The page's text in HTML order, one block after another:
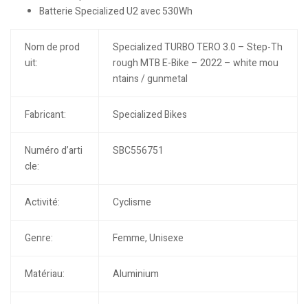
Batterie Specialized U2 avec 530Wh
Nom de prod
uit:
Specialized TURBO TERO 3.0 – Step-Th
rough MTB E-Bike – 2022 – white mou
ntains / gunmetal
Fabricant: Specialized Bikes
Numéro d’arti
cle:
SBC556751
Activité: Cyclisme
Genre: Femme, Unisexe
Matériau: Aluminium